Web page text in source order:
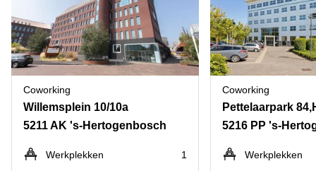
Coworking
Willemsplein 10/10a
5211 AK 's-Hertogenbosch
Werkplekken
1
Coworking
5216 PP 's-
Werkplekken